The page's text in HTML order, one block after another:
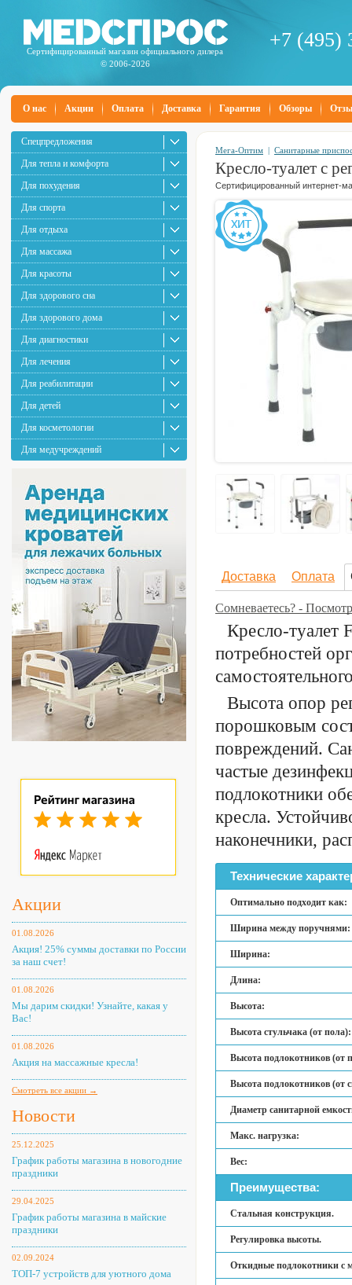
Сертифицированный магазин официального дилера
© 2006-2026
+7 (495)
О нас Акции Оплата Доставка Гарантия Обзоры
Спецпредложения
Для тепла и комфорта
Для похудения
Для спорта
Для отдыха
Для массажа
Для красоты
Для здорового сна
Для здорового дома
Для диагностики
Для лечения
Для реабилитации
Для детей
Для косметологии
Для медучреждений
Акции
01.08.2026
Акция! 25% суммы доставки по России
за наш счет!
01.08.2026
Мы дарим скидки! Узнайте, какая у
Вас!
01.08.2026
Акция на массажные кресла!
Смотреть все акции →
Новости
25.12.2025
График работы магазина в новогодние
праздники
29.04.2025
График работы магазина в майские
праздники
02.09.2024
ТОП-7 устройств для уютного дома
Мега-Оптим | Санитарные
Кресло-туалет с
Сертифицированный интернет-
Доставка Оплата
Сомневаетесь? -
Кресло-туалет
потребностей
Высота опор
порошковым
повреждений.
частые
подлокотники
кресла.
наконечники,
Технические
Оптимально подходит как:
Ширина между поручнями:
Ширина:
Длина:
Высота:
Высота стульчака (от пола):
Высота подлокотников (от
Высота подлокотников (от
Диаметр санитарной
Макс. нагрузка:
Вес:
Преимущества:
Стальная конструкция.
Регулировка высоты.
Откидные подлокотники с